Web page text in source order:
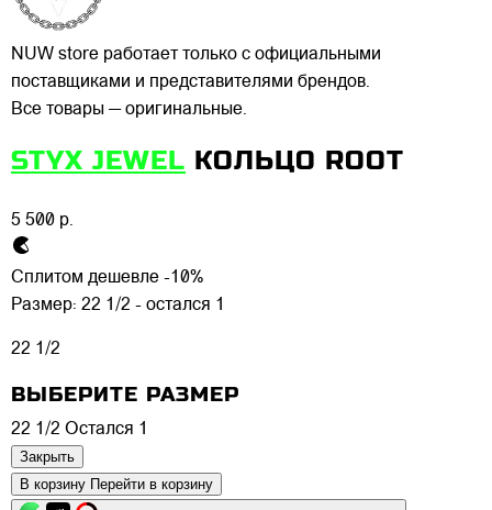
NUW store работает только с официальными
поставщиками и представителями брендов.
Все товары — оригинальные.
STYX JEWEL КОЛЬЦО ROOT
5 500 р.
Сплитом дешевле -10%
Размер: 22 1/2 - остался 1
22 1/2
ВЫБЕРИТЕ РАЗМЕР
22 1/2 Остался 1
Закрыть
В корзину Перейти в корзину